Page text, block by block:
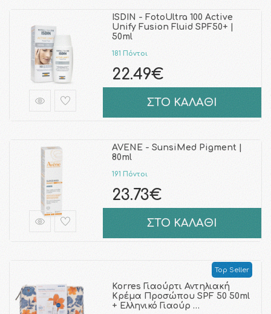
ISDIN - FotoUltra 100 Active
Unify Fusion Fluid SPF50+ |
50ml
181 Πόντοι
22.49€
ΣΤΟ ΚΑΛΑΘΙ
AVENE - SunsiMed Pigment |
80ml
191 Πόντοι
23.73€
ΣΤΟ ΚΑΛΑΘΙ
Top Seller
Korres Γιαούρτι Αντηλιακή
Κρέμα Προσώπου SPF 50 50ml
+ Ελληνικό Γιαούρ …